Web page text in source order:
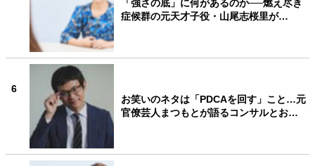
「強さの底」に何があるのか──燃え尽き
症候群の元天才子役・山尾志桜里が…
6
お笑いのネタは「PDCAを回す」こと…元
官僚芸人まつもとが語るコンサルとお…